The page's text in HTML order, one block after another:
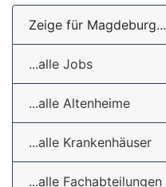
Zeige für Magdeburg...
...alle Jobs
...alle Altenheime
...alle Krankenhäuser
...alle Fachabteilungen